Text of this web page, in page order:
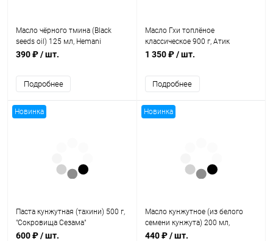
Масло чёрного тмина (Black
seeds oil) 125 мл, Hemani
390 ₽/ шт.
Подробнее
Масло Гхи топлёное
классическое 900 г, Атик
1 350 ₽/ шт.
Подробнее
Новинка
Паста кунжутная (тахини) 500 г,
"Сокровища Сезама"
600 ₽/ шт.
Новинка
Масло кунжутное (из белого
семени кунжута) 200 мл,
EVERFRESH
440 ₽/ шт.